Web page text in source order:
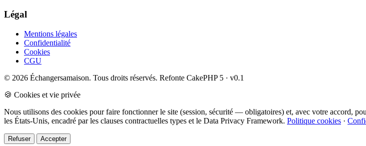
Légal
Mentions légales
Confidentialité
Cookies
CGU
© 2026 Échangersamaison. Tous droits réservés. Refonte CakePHP 5 · v0.1
🍪 Cookies et vie privée
Nous utilisons des cookies pour faire fonctionner le site (session, sécurité — obligatoires) et, avec votre accord,
les États-Unis, encadré par les clauses contractuelles types et le Data Privacy Framework. Politique cookies ·
Refuser Accepter